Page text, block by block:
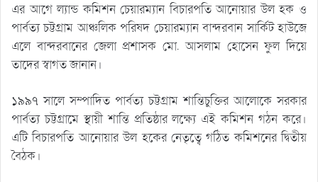
এর আগে ল্যান্ড কমিশন চেয়ারম্যান বিচারপতি আনোয়ার উল হক ও
পার্বত্য চট্টগ্রাম আঞ্চলিক পরিষদ চেয়ারম্যান বান্দরবান সার্কিট হাউজে
এলে বান্দরবানের জেলা প্রশাসক মো. আসলাম হোসেন ফুল দিয়ে
তাদের স্বাগত জানান।
১৯৯৭ সালে সম্পাদিত পার্বত্য চট্টগ্রাম শান্তিচুক্তির আলোকে সরকার
পার্বত্য চট্টগ্রামে স্থায়ী শান্তি প্রতিষ্ঠার লক্ষ্যে এই কমিশন গঠন করে।
এটি বিচারপতি আনোয়ার উল হকের নেতৃত্বে গঠিত কমিশনের দ্বিতীয়
বৈঠক।